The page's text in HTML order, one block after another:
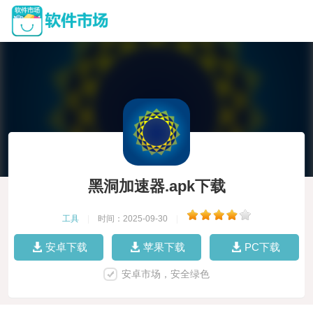
黑洞加速器.apk下载
工具 时间：2025-09-30
安卓下载 苹果下载 PC下载
安卓市场，安全绿色